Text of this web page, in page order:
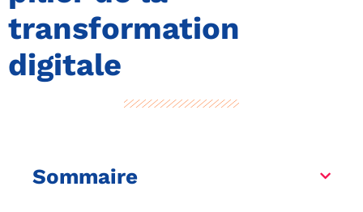
transformation
digitale
Sommaire